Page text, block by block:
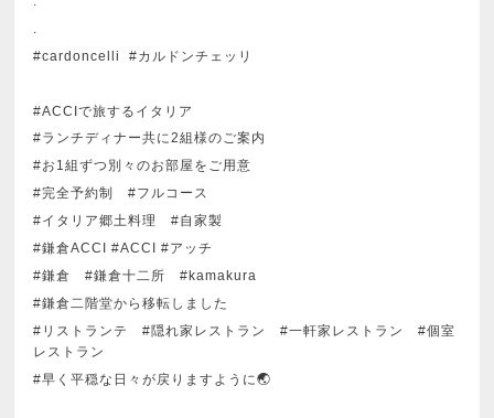
#cardoncelli #カルドンチェッリ
#ACCIで旅するイタリア
#ランチディナー共に2組様のご案内
#お1組ずつ別々のお部屋をご用意
#完全予約制 #フルコース
#イタリア郷土料理 #自家製
#鎌倉ACCI #ACCI #アッチ
#鎌倉 #鎌倉十二所 #kamakura
#鎌倉二階堂から移転しました
#リストランテ #隠れ家レストラン #一軒家レストラン #個室
レストラン
#早く平穏な日々が戻りますように🌏